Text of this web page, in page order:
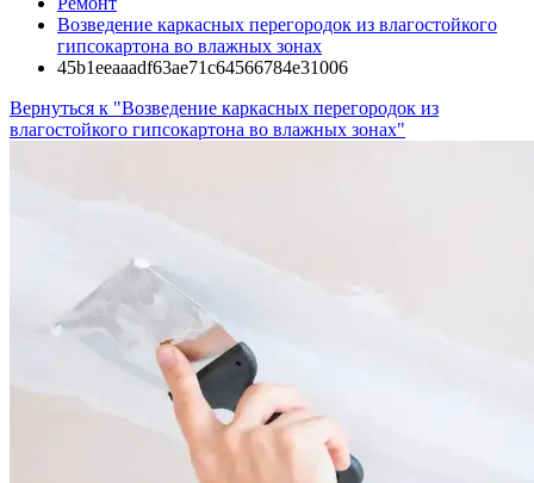
Возведение каркасных перегородок из влагостойкого
гипсокартона во влажных зонах
45b1eeaaadf63ae71c64566784e31006
Вернуться к "Возведение каркасных перегородок из
влагостойкого гипсокартона во влажных зонах"